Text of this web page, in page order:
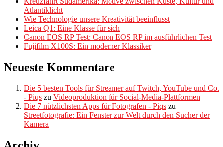
Atlantiklicht
Wie Technologie unsere Kreativität beeinflusst
Leica Q1: Eine Klasse für sich
Canon EOS RP Test: Canon EOS RP im ausführlichen Test
Fujifilm X100S: Ein moderner Klassiker
Neueste Kommentare
Die 5 besten Tools für Streamer auf Twitch, YouTube und Co.
- Piqs zu Videoproduktion für Social-Media-Plattformen
Die 7 nützlichsten Apps für Fotografen - Piqs zu
Streetfotografie: Ein Fenster zur Welt durch den Sucher der
Kamera